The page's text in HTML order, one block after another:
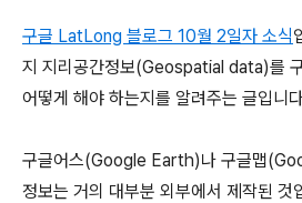
구글 LatLong 블로그 10월 2일자 소식
지 지리공간정보(Geospatial data)를
어떻게 해야 하는지를 알려주는 글입니
구글어스(Google Earth)나 구글맵
정보는 거의 대부분 외부에서 제작된 것